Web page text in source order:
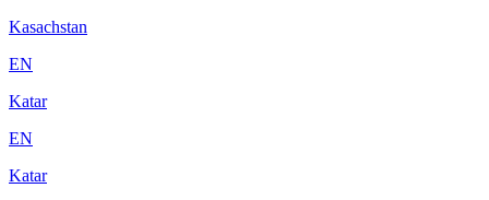
Kasachstan
EN
Katar
EN
Katar